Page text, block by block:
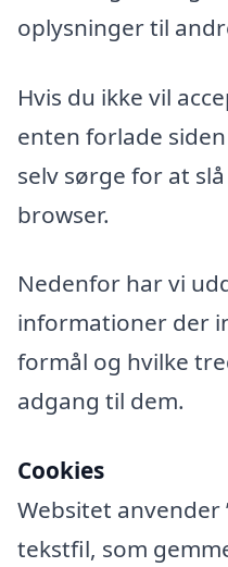
oplysninger til
Hvis du ikke vil
enten forlade
selv sørge for at
browser.
Nedenfor har vi
informationer der
formål og hvilke
adgang til dem.
Cookies
Websitet anvender
tekstfil, som